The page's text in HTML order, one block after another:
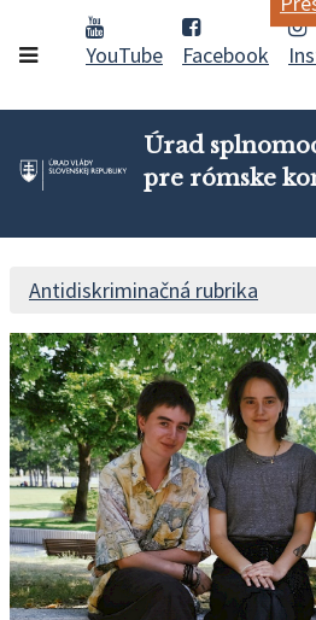
YouTube
Facebook
Úrad
pre rómske
Antidiskriminačná rubrika